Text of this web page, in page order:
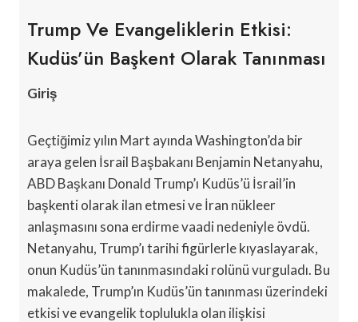
Trump Ve Evangeliklerin Etkisi:
Kudüs’ün Başkent Olarak Tanınması
Giriş
Geçtiğimiz yılın Mart ayında Washington’da bir
araya gelen İsrail Başbakanı Benjamin Netanyahu,
ABD Başkanı Donald Trump’ı Kudüs’ü İsrail’in
başkenti olarak ilan etmesi ve İran nükleer
anlaşmasını sona erdirme vaadi nedeniyle övdü.
Netanyahu, Trump’ı tarihi figürlerle kıyaslayarak,
onun Kudüs’ün tanınmasındaki rolünü vurguladı. Bu
makalede, Trump’ın Kudüs’ün tanınması üzerindeki
etkisi ve evangelik toplulukla olan ilişkisi